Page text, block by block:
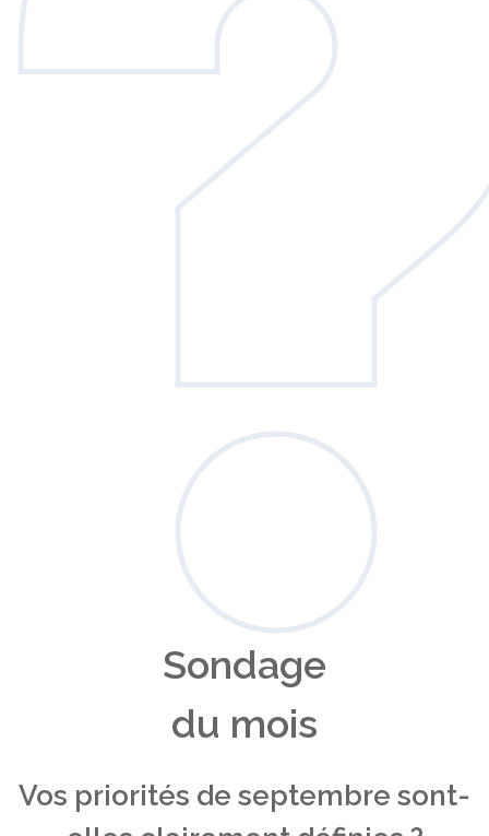
Sondage
du mois
Vos priorités de septembre sont-